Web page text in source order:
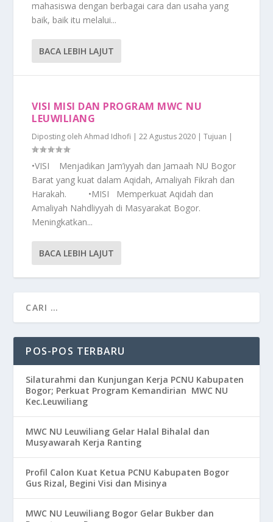
mahasiswa dengan berbagai cara dan usaha yang
baik, baik itu melalui...
BACA LEBIH LAJUT
VISI MISI DAN PROGRAM MWC NU
LEUWILIANG
Diposting olehAhmad Idhofi |22 Agustus 2020 |Tujuan |
•VISI Menjadikan Jam’iyyah dan Jamaah NU Bogor
Barat yang kuat dalam Aqidah, Amaliyah Fikrah dan
Harakah. •MISI Memperkuat Aqidah dan
Amaliyah Nahdliyyah di Masyarakat Bogor.
Meningkatkan...
BACA LEBIH LAJUT
POS-POS TERBARU
Silaturahmi dan Kunjungan Kerja PCNU Kabupaten
Bogor; Perkuat Program Kemandirian MWC NU
Kec.Leuwiliang
MWC NU Leuwiliang Gelar Halal Bihalal dan
Musyawarah Kerja Ranting
Profil Calon Kuat Ketua PCNU Kabupaten Bogor
Gus Rizal, Begini Visi dan Misinya
MWC NU Leuwiliang Bogor Gelar Bukber dan